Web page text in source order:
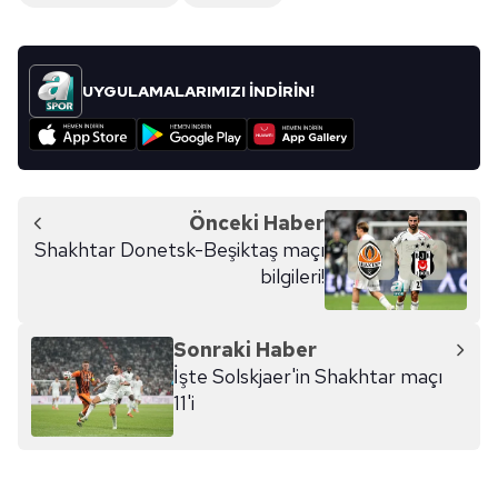
UYGULAMALARIMIZI İNDİRİN!
Önceki Haber
Shakhtar Donetsk-Beşiktaş maçı
bilgileri!
Sonraki Haber
İşte Solskjaer'in Shakhtar maçı
11'i